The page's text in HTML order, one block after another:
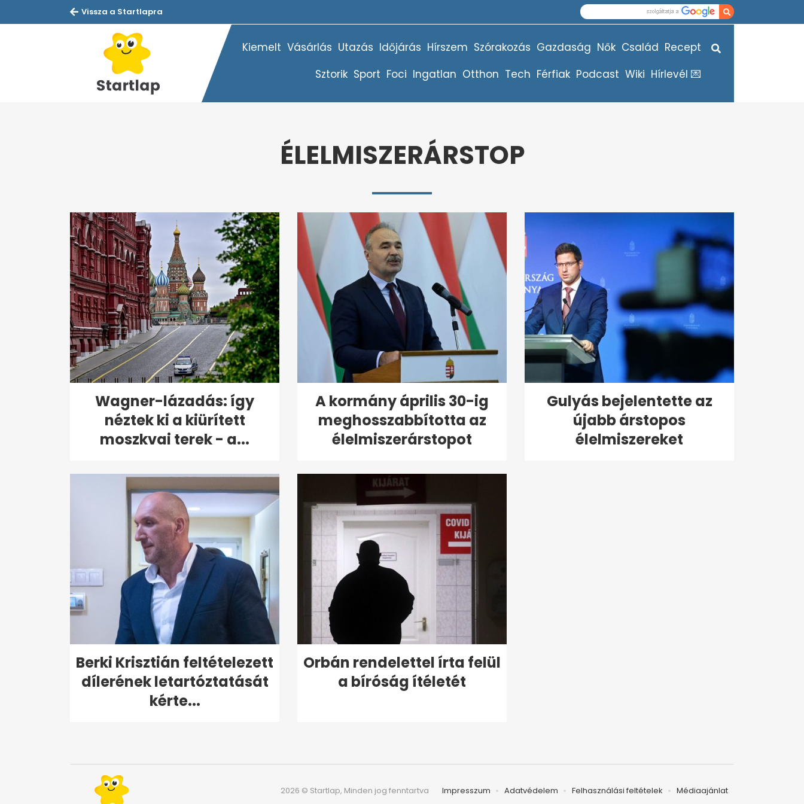
Vissza a Startlapra
Kiemelt Vásárlás Utazás Időjárás Hírszem Szórakozás Gazdaság Nők Család Recept
Sztorik Sport Foci Ingatlan Otthon Tech Férfiak Podcast Wiki Hírlevél 💌
ÉLELMISZERÁRSTOP
Wagner-lázadás: így
néztek ki a kiürített
moszkvai terek - a...
A kormány április 30-ig
meghosszabbította az
élelmiszerárstopot
Gulyás bejelentette az
újabb árstopos
élelmiszereket
Berki Krisztián feltételezett
dílerének letartóztatását
kérte...
Orbán rendelettel írta felül
a bíróság ítéletét
Impresszum Adatvédelem Felhasználási feltételek Médiaajánlat
2026 © Startlap, Minden jog fenntartva